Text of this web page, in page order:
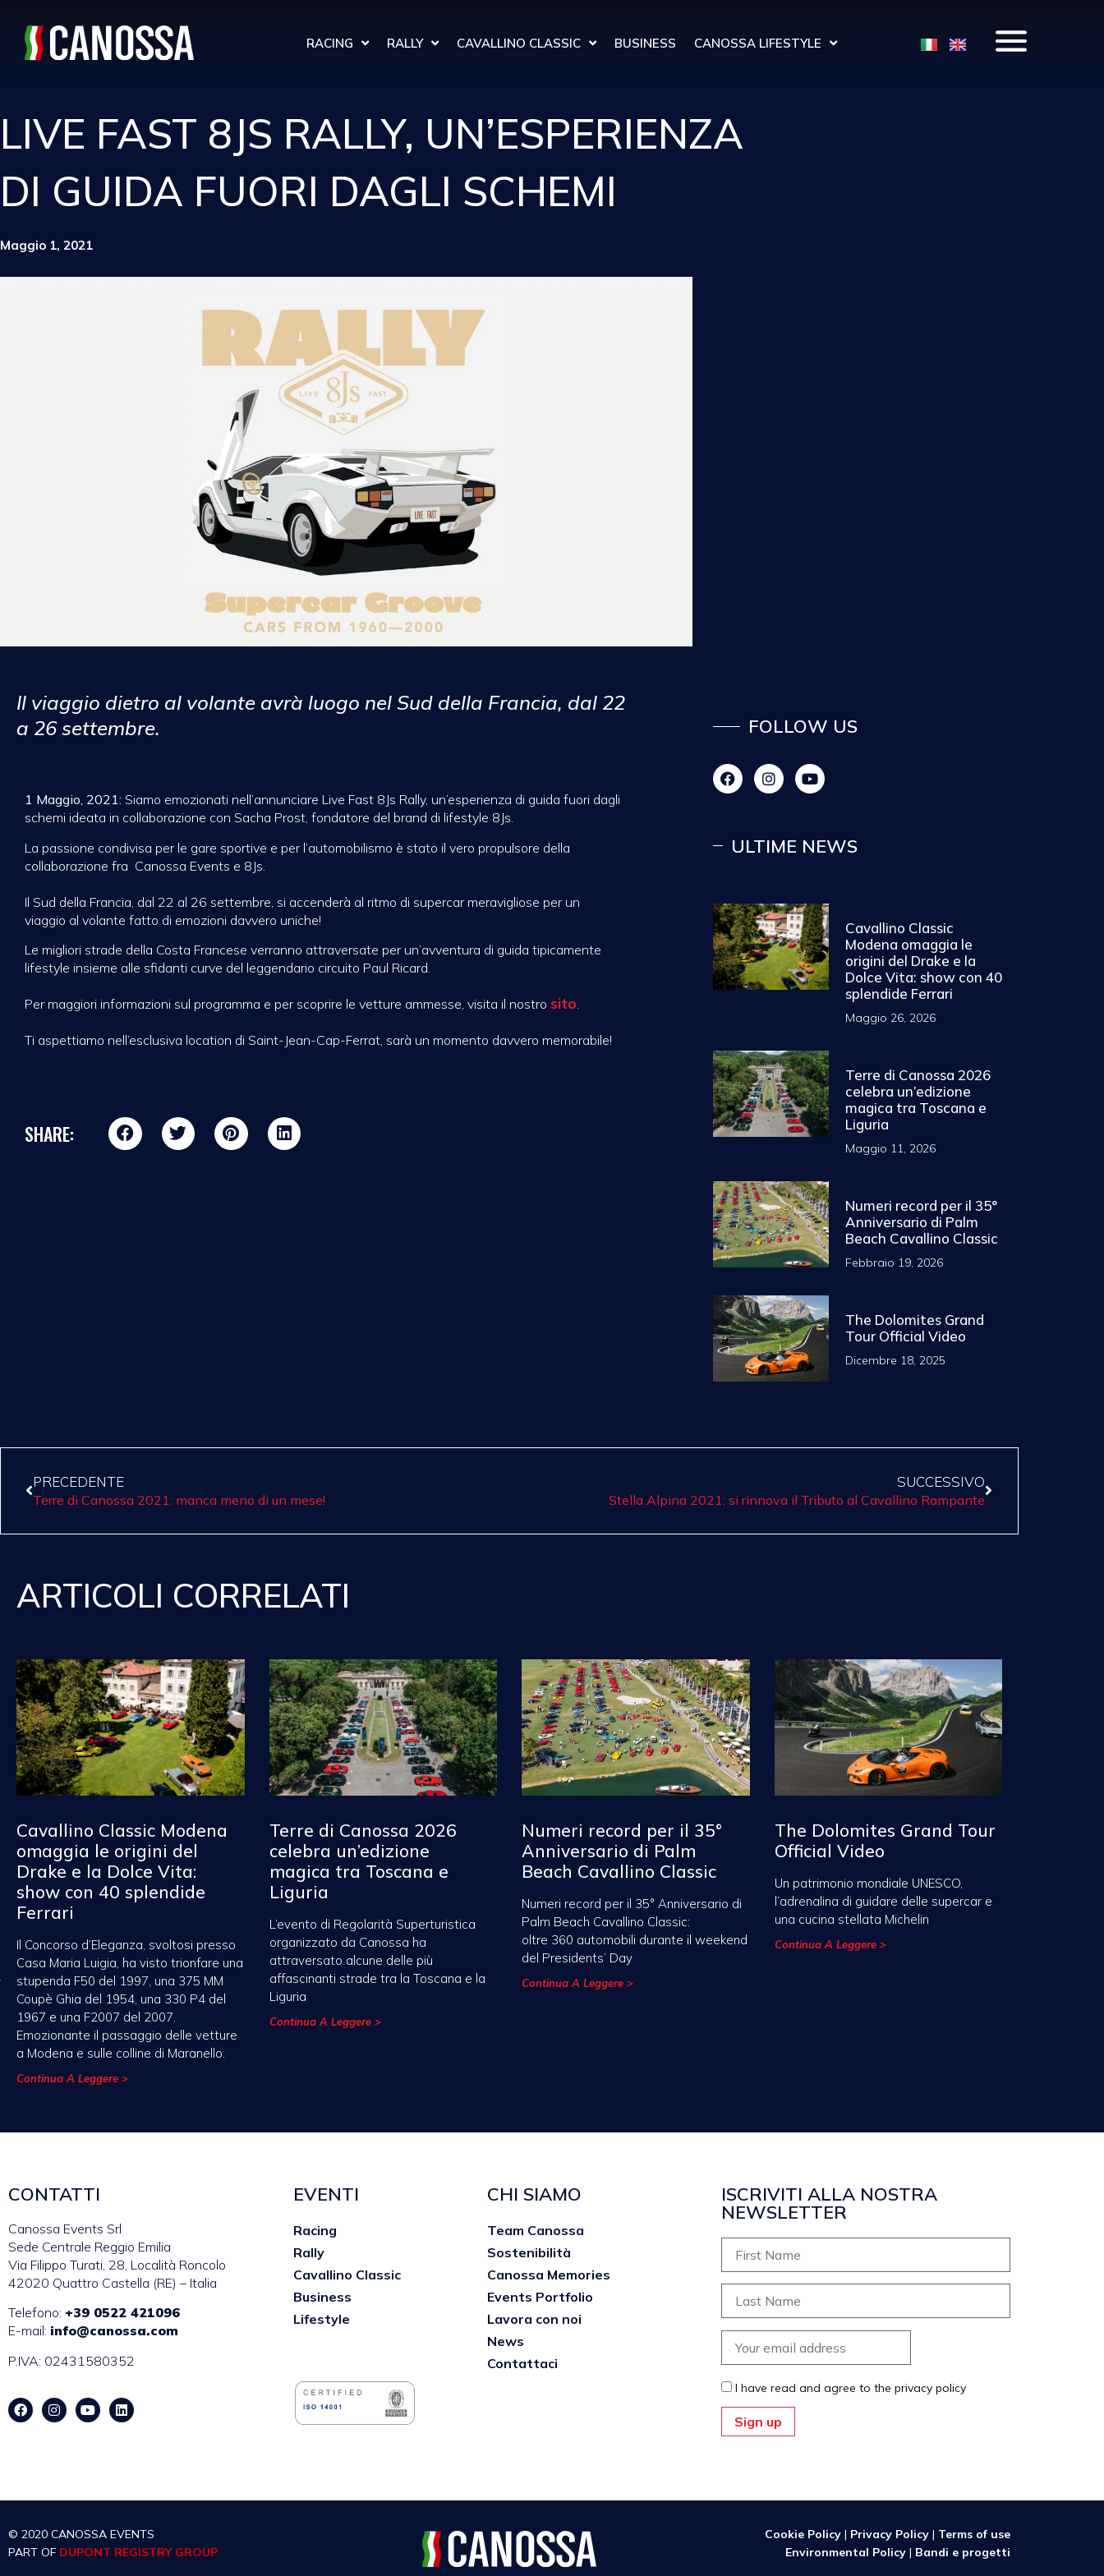
RACING RALLY CAVALLINO CLASSIC BUSINESS CANOSSA LIFESTYLE
LIVE FAST 8JS RALLY, UN’ESPERIENZA
DI GUIDA FUORI DAGLI SCHEMI
Maggio 1, 2021
Il viaggio dietro al volante avrà luogo nel Sud della Francia, dal 22
a 26 settembre.
1 Maggio, 2021: Siamo emozionati nell’annunciare Live Fast 8Js Rally, un’esperienza di guida fuori dagli
schemi ideata in collaborazione con Sacha Prost, fondatore del brand di lifestyle 8Js.
La passione condivisa per le gare sportive e per l’automobilismo è stato il vero propulsore della
collaborazione fra Canossa Events e 8Js.
Il Sud della Francia, dal 22 al 26 settembre, si accenderà al ritmo di supercar meravigliose per un
viaggio al volante fatto di emozioni davvero uniche!
Le migliori strade della Costa Francese verranno attraversate per un’avventura di guida tipicamente
lifestyle insieme alle sfidanti curve del leggendario circuito Paul Ricard.
Per maggiori informazioni sul programma e per scoprire le vetture ammesse, visita il nostro sito.
Ti aspettiamo nell’esclusiva location di Saint-Jean-Cap-Ferrat, sarà un momento davvero memorabile!
SHARE:
FOLLOW US
ULTIME NEWS
Cavallino Classic
Modena omaggia le
origini del Drake e la
Dolce Vita: show con 40
splendide Ferrari
Maggio 26, 2026
Terre di Canossa 2026
celebra un’edizione
magica tra Toscana e
Liguria
Maggio 11, 2026
Numeri record per il 35°
Anniversario di Palm
Beach Cavallino Classic
Febbraio 19, 2026
The Dolomites Grand
Tour Official Video
Dicembre 18, 2025
PRECEDENTE
Terre di Canossa 2021: manca meno di un mese!
SUCCESSIVO
Stella Alpina 2021: si rinnova il Tributo al Cavallino Rampante
ARTICOLI CORRELATI
Cavallino Classic Modena
omaggia le origini del
Drake e la Dolce Vita:
show con 40 splendide
Ferrari
Il Concorso d’Eleganza, svoltosi presso
Casa Maria Luigia, ha visto trionfare una
stupenda F50 del 1997, una 375 MM
Coupè Ghia del 1954, una 330 P4 del
1967 e una F2007 del 2007.
Emozionante il passaggio delle vetture
a Modena e sulle colline di Maranello.
Continua A Leggere >
Terre di Canossa 2026
celebra un’edizione
magica tra Toscana e
Liguria
L’evento di Regolarità Superturistica
organizzato da Canossa ha
attraversato alcune delle più
affascinanti strade tra la Toscana e la
Liguria
Continua A Leggere >
Numeri record per il 35°
Anniversario di Palm
Beach Cavallino Classic
Numeri record per il 35° Anniversario di
Palm Beach Cavallino Classic:
oltre 360 automobili durante il weekend
del Presidents’ Day
Continua A Leggere >
The Dolomites Grand Tour
Official Video
Un patrimonio mondiale UNESCO,
l’adrenalina di guidare delle supercar e
una cucina stellata Michelin
Continua A Leggere >
CONTATTI
Canossa Events Srl
Sede Centrale Reggio Emilia
Via Filippo Turati, 28, Località Roncolo
42020 Quattro Castella (RE) – Italia
Telefono: +39 0522 421096
E-mail: info@canossa.com
P.IVA: 02431580352
EVENTI
Racing
Rally
Cavallino Classic
Business
Lifestyle
CHI SIAMO
Team Canossa
Sostenibilità
Canossa Memories
Events Portfolio
Lavora con noi
News
Contattaci
ISCRIVITI ALLA NOSTRA
NEWSLETTER
I have read and agree to the privacy policy
© 2020 CANOSSA EVENTS
PART OF DUPONT REGISTRY GROUP
Cookie Policy| Privacy Policy| Terms of use
Environmental Policy | Bandi e progetti